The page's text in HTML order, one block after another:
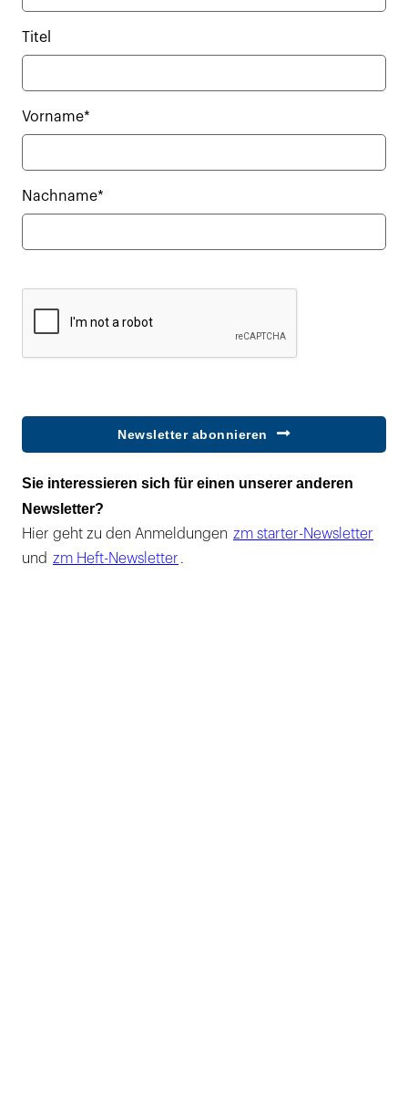
Titel
Vorname*
Nachname*
Newsletter abonnieren
Sie interessieren sich für einen unserer anderen
Newsletter?
Hier geht zu den Anmeldungen zm starter-Newsletter
und zm Heft-Newsletter .